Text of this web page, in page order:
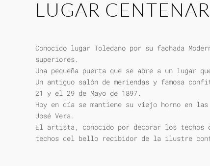
LUGAR
Conocido lugar Toledano por su fachada
superiores.
Una pequeña puerta que se abre a un lugar
Un antiguo salón de meriendas y famosa
21 y el 29 de Mayo de 1897.
Hoy en día se mantiene su viejo horno en
José Vera.
El artista, conocido por decorar los techos
techos del bello recibidor de la ilustre